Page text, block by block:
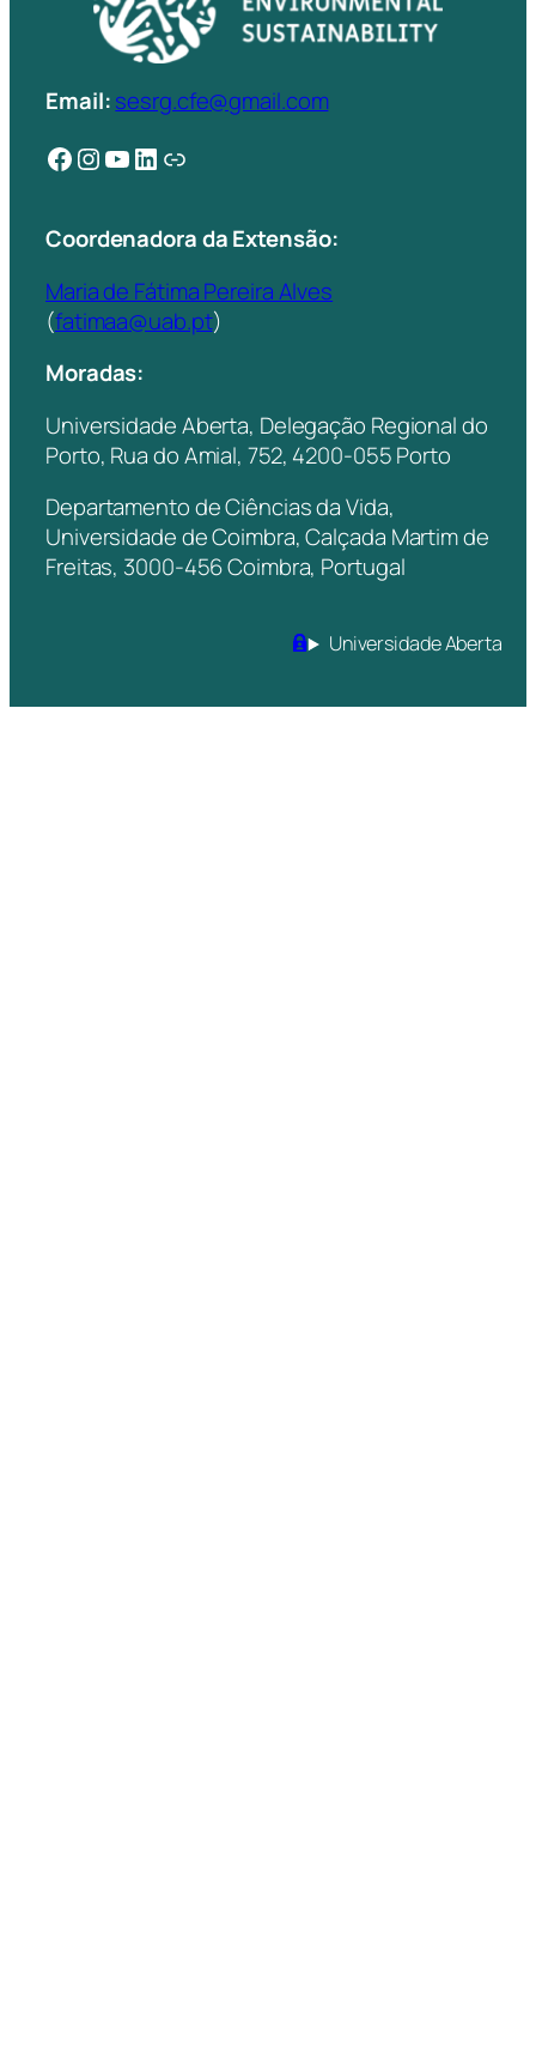
Email:sesrg.cfe@gmail.com
Facebook Instagram YouTube LinkedIn Ligação
Coordenadora da Extensão:
Maria de Fátima Pereira Alves
(fatimaa@uab.pt)
Moradas:
Universidade Aberta, Delegação Regional do
Porto, Rua do Amial, 752, 4200-055 Porto
Departamento de Ciências da Vida,
Universidade de Coimbra, Calçada Martim de
Freitas, 3000-456 Coimbra, Portugal
Universidade Aberta